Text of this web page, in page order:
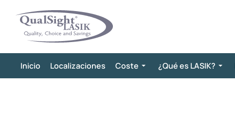
contenido
Inicio Localizaciones Coste ¿Qué es LASIK?